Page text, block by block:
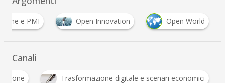
e PMI Open Innovation Open World
Canali
Innovazione Trasformazione digitale e scenari